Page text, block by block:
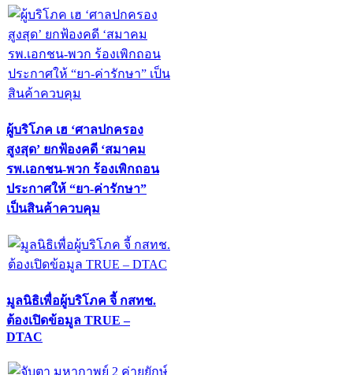
ผู้บริโภค เฮ ‘ศาลปกครอง
สูงสุด’ ยกฟ้องคดี ‘สมาคม
รพ.เอกชน-พวก ร้องเพิกถอน
ประกาศให้ “ยา-ค่ารักษา”
เป็นสินค้าควบคุม
มูลนิธิเพื่อผู้บริโภค จี้ กสทช.
ต้องเปิดข้อมูล TRUE –
DTAC